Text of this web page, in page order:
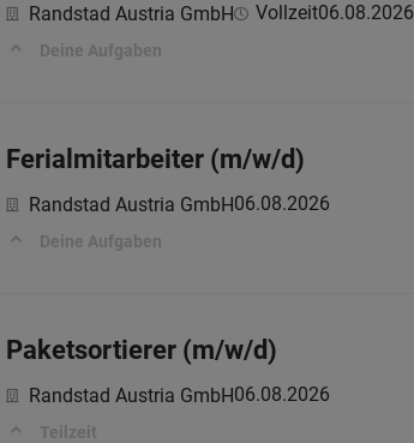
Randstad Austria GmbH Vollzeit06.08.2026
Deine Aufgaben
Ferialmitarbeiter (m/w/d)
Randstad Austria GmbH06.08.2026
Deine Aufgaben
Paketsortierer (m/w/d)
Randstad Austria GmbH06.08.2026
Teilzeit